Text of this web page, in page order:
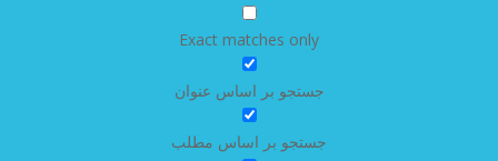
Exact matches only
جستجو بر اساس عنوان
جستجو بر اساس مطلب